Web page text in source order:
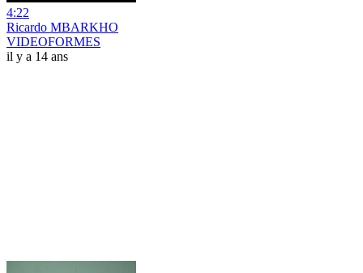
4:22
Ricardo MBARKHO
VIDEOFORMES
il y a 14 ans